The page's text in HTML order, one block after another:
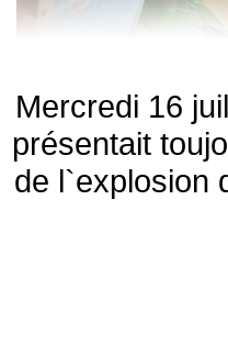
Mercredi 16
présentait
de l`explosion